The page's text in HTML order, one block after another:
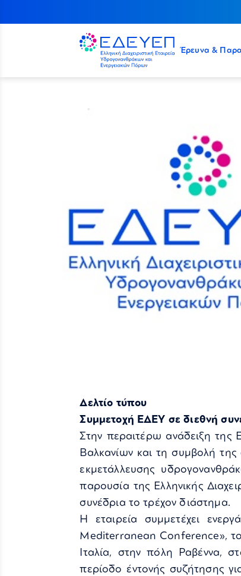
Έρευνα &
Δελτίο τύπου
Συμμετοχή ΕΔΕΥ σε διεθνή
Στην περαιτέρω ανάδειξη της
Βαλκανίων και τη συμβολή της
εκμετάλλευσης
παρουσία της Ελληνικής
συνέδρια το τρέχον διάστημα.
Η εταιρεία συμμετέχει
Mediterranean Conference», το
Ιταλία, στην πόλη Ραβέννα,
περίοδο έντονής συζήτησης